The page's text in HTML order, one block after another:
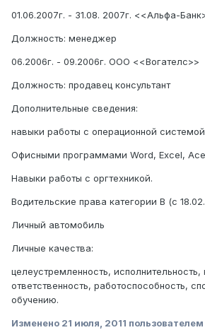
01.06.2007г. - 31.08. 2007г. <<Альфа-
Должность: менеджер
06.2006г. - 09.2006г. ООО <<Вогателс>>
Должность: продавец консультант
Дополнительные сведения:
навыки работы с операционной
Офисными программами Word, Excel,
Навыки работы с оргтехникой.
Водительские права категории В (с
Личный автомобиль
Личные качества:
целеустремленность,
ответственность, работоспособность,
обучению.
Изменено 21 июля, 2011